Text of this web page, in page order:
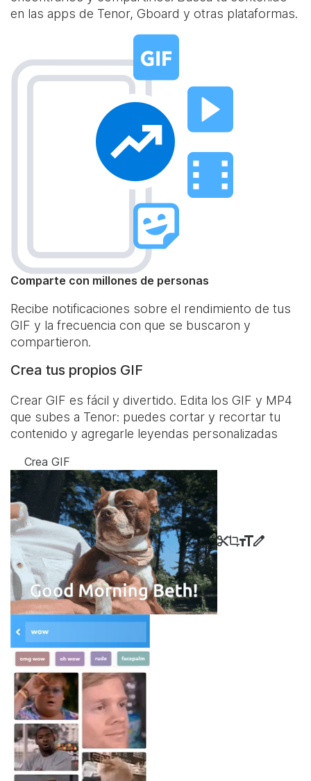
en las apps de Tenor, Gboard y otras plataformas.
Comparte con millones de personas
Recibe notificaciones sobre el rendimiento de tus
GIF y la frecuencia con que se buscaron y
compartieron.
Crea tus propios GIF
Crear GIF es fácil y divertido. Edita los GIF y MP4
que subes a Tenor: puedes cortar y recortar tu
contenido y agregarle leyendas personalizadas
Crea GIF